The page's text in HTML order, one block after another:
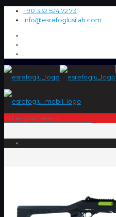
+90 332 524 72 73
info@esrefoglusilah.com